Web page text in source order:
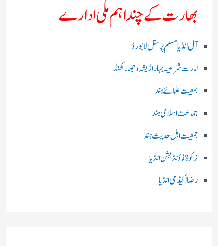
بھارت کے چند اہم ملی ادارے
آل انڈیا مسلم پرسنل لا بورڈ
امارت شرعیہ بہار اڑیشہ و جھارکھنڈ
جمعیت علمائے ہند
جماعت اسلامی ہند
جمعیت اہل حدیث ہند
زکوۃ فاؤنڈیشن انڈیا
رضا اکیڈمی انڈیا